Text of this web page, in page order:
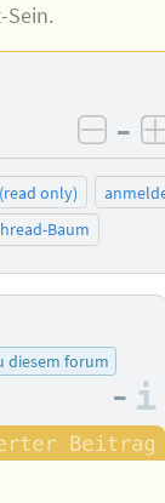
Sein.
–
only)
Baum
diesem forum
–